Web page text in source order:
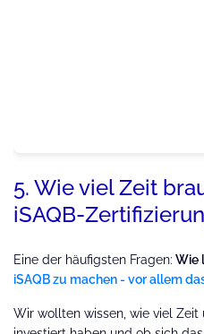
5. Wie viel Zeit
iSAQB-
Eine der häufigsten Fragen: Wie
iSAQB zu machen - vor allem
Wir wollten wissen, wie viel